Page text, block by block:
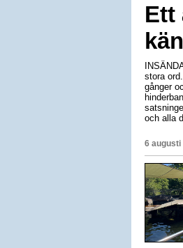
Ett
stora
gånger
och alla
6 augusti